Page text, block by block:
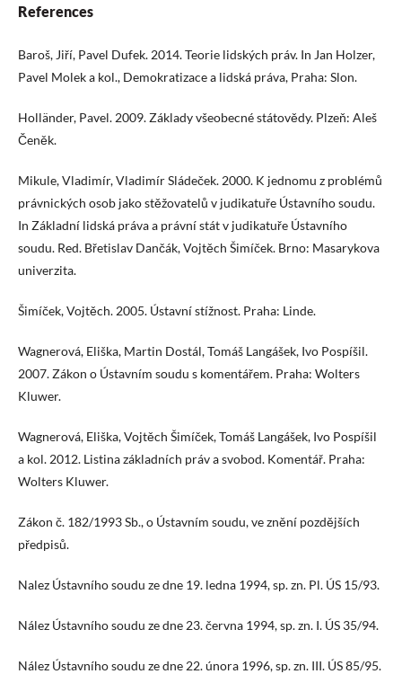
References
Baroš, Jiří, Pavel Dufek. 2014. Teorie lidských práv. In Jan Holzer,
Pavel Molek a kol., Demokrati­zace a lidská práva, Praha: Slon.
Holländer, Pavel. 2009. Základy všeobecné státovědy. Plzeň: Aleš
Čeněk.
Mikule, Vladimír, Vladimír Sládeček. 2000. K jednomu z problémů
právnických osob jako stěžova­telů v judikatuře Ústavního soudu.
In Základní lidská práva a právní stát v judikatuře Ústavní­ho
soudu. Red. Břetislav Dančák, Vojtěch Šimíček. Brno: Masarykova
univerzita.
Šimíček, Vojtěch. 2005. Ústavní stížnost. Praha: Linde.
Wagnerová, Eliška, Martin Dostál, Tomáš Langášek, Ivo Pospíšil.
2007. Zákon o Ústavním soudu s komentářem. Praha: Wolters
Kluwer.
Wagnerová, Eliška, Vojtěch Šimíček, Tomáš Langášek, Ivo Pospíšil
a kol. 2012. Listina základních práv a svobod. Komentář. Praha:
Wolters Kluwer.
Zákon č. 182/1993 Sb., o Ústavním soudu, ve znění pozdějších
předpisů.
Nalez Ústavního soudu ze dne 19. ledna 1994, sp. zn. Pl. ÚS 15/93.
Nález Ústavního soudu ze dne 23. června 1994, sp. zn. I. ÚS 35/94.
Nález Ústavního soudu ze dne 22. února 1996, sp. zn. III. ÚS 85/95.